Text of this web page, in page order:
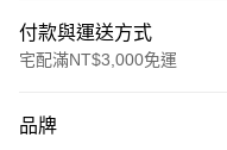
付款與運送方式
宅配滿NT$3,000免運
信用卡一次付款
品牌